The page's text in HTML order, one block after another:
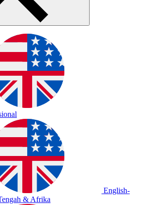
English-
& Afrika